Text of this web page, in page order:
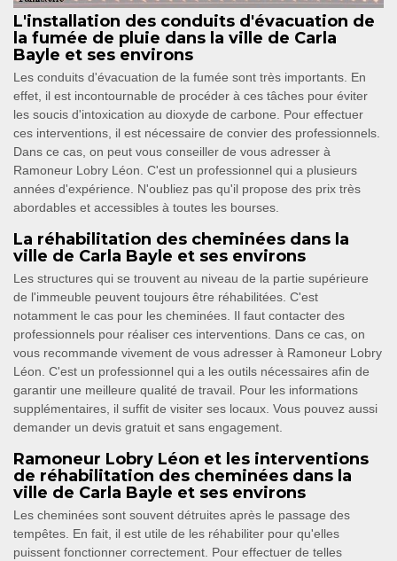
L'installation des conduits d'évacuation de
la fumée de pluie dans la ville de Carla
Bayle et ses environs
Les conduits d'évacuation de la fumée sont très importants. En
effet, il est incontournable de procéder à ces tâches pour éviter
les soucis d'intoxication au dioxyde de carbone. Pour effectuer
ces interventions, il est nécessaire de convier des professionnels.
Dans ce cas, on peut vous conseiller de vous adresser à
Ramoneur Lobry Léon. C'est un professionnel qui a plusieurs
années d'expérience. N'oubliez pas qu'il propose des prix très
abordables et accessibles à toutes les bourses.
La réhabilitation des cheminées dans la
ville de Carla Bayle et ses environs
Les structures qui se trouvent au niveau de la partie supérieure
de l'immeuble peuvent toujours être réhabilitées. C'est
notamment le cas pour les cheminées. Il faut contacter des
professionnels pour réaliser ces interventions. Dans ce cas, on
vous recommande vivement de vous adresser à Ramoneur Lobry
Léon. C'est un professionnel qui a les outils nécessaires afin de
garantir une meilleure qualité de travail. Pour les informations
supplémentaires, il suffit de visiter ses locaux. Vous pouvez aussi
demander un devis gratuit et sans engagement.
Ramoneur Lobry Léon et les interventions
de réhabilitation des cheminées dans la
ville de Carla Bayle et ses environs
Les cheminées sont souvent détruites après le passage des
tempêtes. En fait, il est utile de les réhabiliter pour qu'elles
puissent fonctionner correctement. Pour effectuer de telles